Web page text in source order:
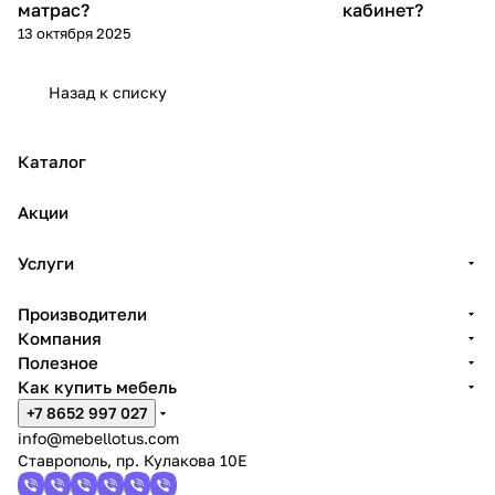
матрас?
13 октября 2025
кабинет?
Назад к списку
Каталог
Акции
Услуги
Производители
Компания
Полезное
Как купить мебель
+7 8652 997 027
info@mebellotus.com
Ставрополь, пр. Кулакова 10Е